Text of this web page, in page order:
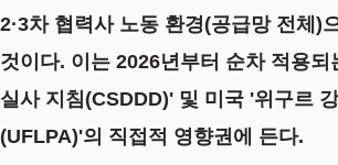
2·3차 협력사 노동 환경(공급망 전체)
것이다. 이는 2026년부터 순차 적용되
실사 지침(CSDDD)' 및 미국 '위구르
(UFLPA)'의 직접적 영향권에 든다.